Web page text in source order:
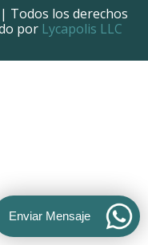
Todos los derechos
por Lycapolis LLC
Enviar Mensaje